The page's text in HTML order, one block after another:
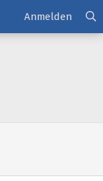
Anmelden